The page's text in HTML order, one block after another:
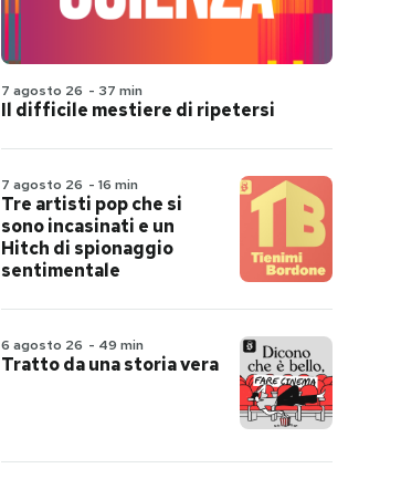
7 agosto 26 - 37 min
Il difficile mestiere di ripetersi
7 agosto 26 - 16 min
Tre artisti pop che si
sono incasinati e un
Hitch di spionaggio
sentimentale
6 agosto 26 - 49 min
Tratto da una storia vera